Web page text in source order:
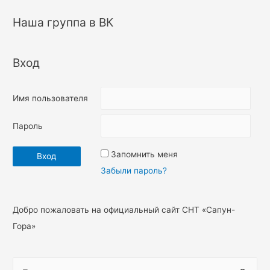
Наша группа в ВК
Вход
Имя пользователя
Пароль
Запомнить меня
Забыли пароль?
Добро пожаловать на официальный сайт СНТ «Сапун-
Гора»